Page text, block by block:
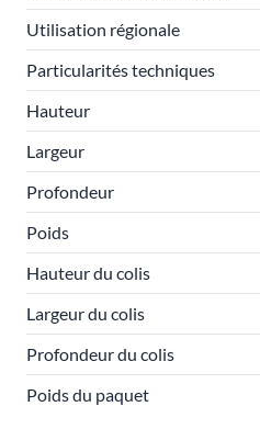
Utilisation régionale
Particularités techniques
Hauteur
Largeur
Profondeur
Poids
Hauteur du colis
Largeur du colis
Profondeur du colis
Poids du paquet